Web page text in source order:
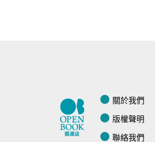
關於我們
版權聲明
聯絡我們